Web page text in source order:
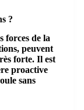
?
forces de la
peuvent
forte. Il est
proactive
sans